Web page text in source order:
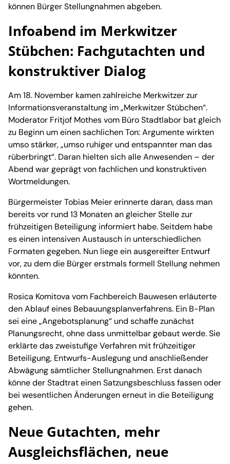
können Bürger Stellungnahmen abgeben.
Infoabend im Merkwitzer
Stübchen: Fachgutachten und
konstruktiver Dialog
Am 18. November kamen zahlreiche Merkwitzer zur
Informationsveranstaltung im „Merkwitzer Stübchen“.
Moderator Fritjof Mothes vom Büro Stadtlabor bat gleich
zu Beginn um einen sachlichen Ton: Argumente wirkten
umso stärker, „umso ruhiger und entspannter man das
rüberbringt“. Daran hielten sich alle Anwesenden – der
Abend war geprägt von fachlichen und konstruktiven
Wortmeldungen.
Bürgermeister Tobias Meier erinnerte daran, dass man
bereits vor rund 13 Monaten an gleicher Stelle zur
frühzeitigen Beteiligung informiert habe. Seitdem habe
es einen intensiven Austausch in unterschiedlichen
Formaten gegeben. Nun liege ein ausgereifter Entwurf
vor, zu dem die Bürger erstmals formell Stellung nehmen
könnten.
Rosica Komitova vom Fachbereich Bauwesen erläuterte
den Ablauf eines Bebauungsplanverfahrens. Ein B-Plan
sei eine „Angebotsplanung“ und schaffe zunächst
Planungsrecht, ohne dass unmittelbar gebaut werde. Sie
erklärte das zweistufige Verfahren mit frühzeitiger
Beteiligung, Entwurfs-Auslegung und anschließender
Abwägung sämtlicher Stellungnahmen. Erst danach
könne der Stadtrat einen Satzungsbeschluss fassen oder
bei wesentlichen Änderungen erneut in die Beteiligung
gehen.
Neue Gutachten, mehr
Ausgleichsflächen, neue